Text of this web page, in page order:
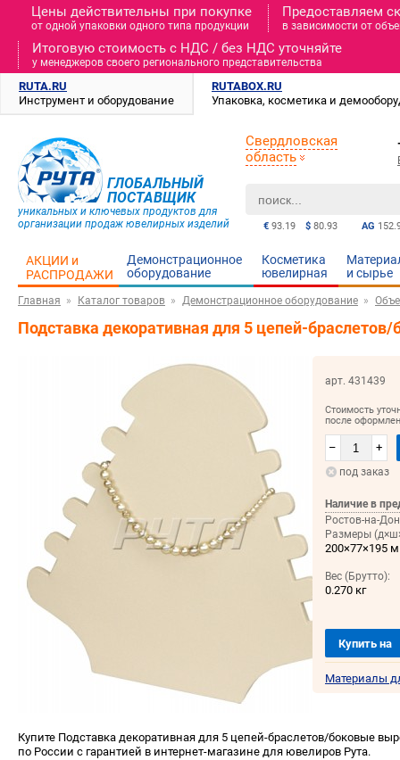
Цены действительны при покупке
от одной упаковки одного типа продукции
Предоставляем
в зависимости от
Итоговую стоимость c НДС / без НДС уточняйте
у менеджеров своего регионального представительства
RUTA.RU
Инструмент и оборудование
RUTABOX.RU
Упаковка, косметика и
ГЛОБАЛЬНЫЙ
ПОСТАВЩИК
уникальных и ключевых продуктов для
организации продаж ювелирных изделий
AG
€ 93.19 $ 80.93
Свердловская
область
АКЦИИ и
РАСПРОДАЖИ
Демонстрационное
оборудование
Косметика
ювелирная
и cырье
Главная Каталог товаров Демонстрационное оборудование
Подставка декоративная для 5 цепей-
арт. 431439
Стоимость
после
– +
под заказ
Наличие в
Ростов-на-
Размеры
200×77×195
Вес (Брутто):
0.270 кг
Купить на
Материалы
Купите Подставка декоративная для 5 цепей-браслетов/боковые
по России с гарантией в интернет-магазине для ювелиров Рута.